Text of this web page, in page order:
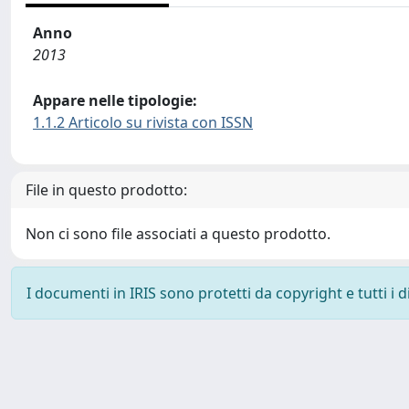
Anno
2013
Appare nelle tipologie:
1.1.2 Articolo su rivista con ISSN
File in questo prodotto:
Non ci sono file associati a questo prodotto.
I documenti in IRIS sono protetti da copyright e tutti i